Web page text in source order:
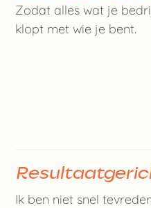
Zodat alles wat je
klopt met wie je bent.
Ik ben niet snel